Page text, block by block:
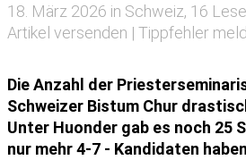
18. März 2026 in Schweiz, 16
Artikel versenden | Tippfehler
Die Anzahl der
Schweizer Bistum Chur
Unter Huonder gab es noch 25
nur mehr 4-7 - Kandidaten